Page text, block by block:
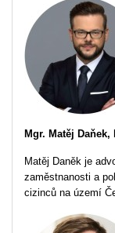
Mgr. Matěj
Matěj Daněk je
zaměstnanosti a
cizinců na území